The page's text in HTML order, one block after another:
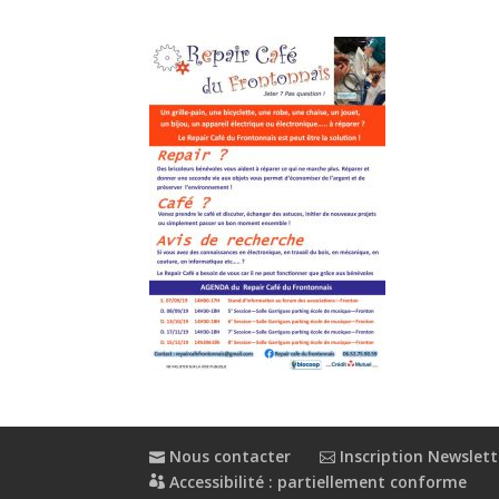
Nous contacter
Inscription
Accessibilité : partiellement conforme